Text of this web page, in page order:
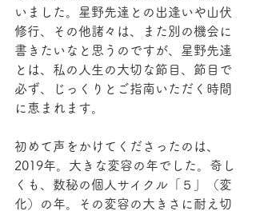
いました。星野先達との出逢いや山伏
修行、その他諸々は、また別の機会に
書きたいなと思うのですが、星野先達
とは、私の人生の大切な節目、節目で
必ず、じっくりとご指南いただく時間
に恵まれます。
初めて声をかけてくださったのは、
2019年。大きな変容の年でした。奇し
くも、数秘の個人サイクル「５」（変
化）の年。その変容の大きさに耐え切